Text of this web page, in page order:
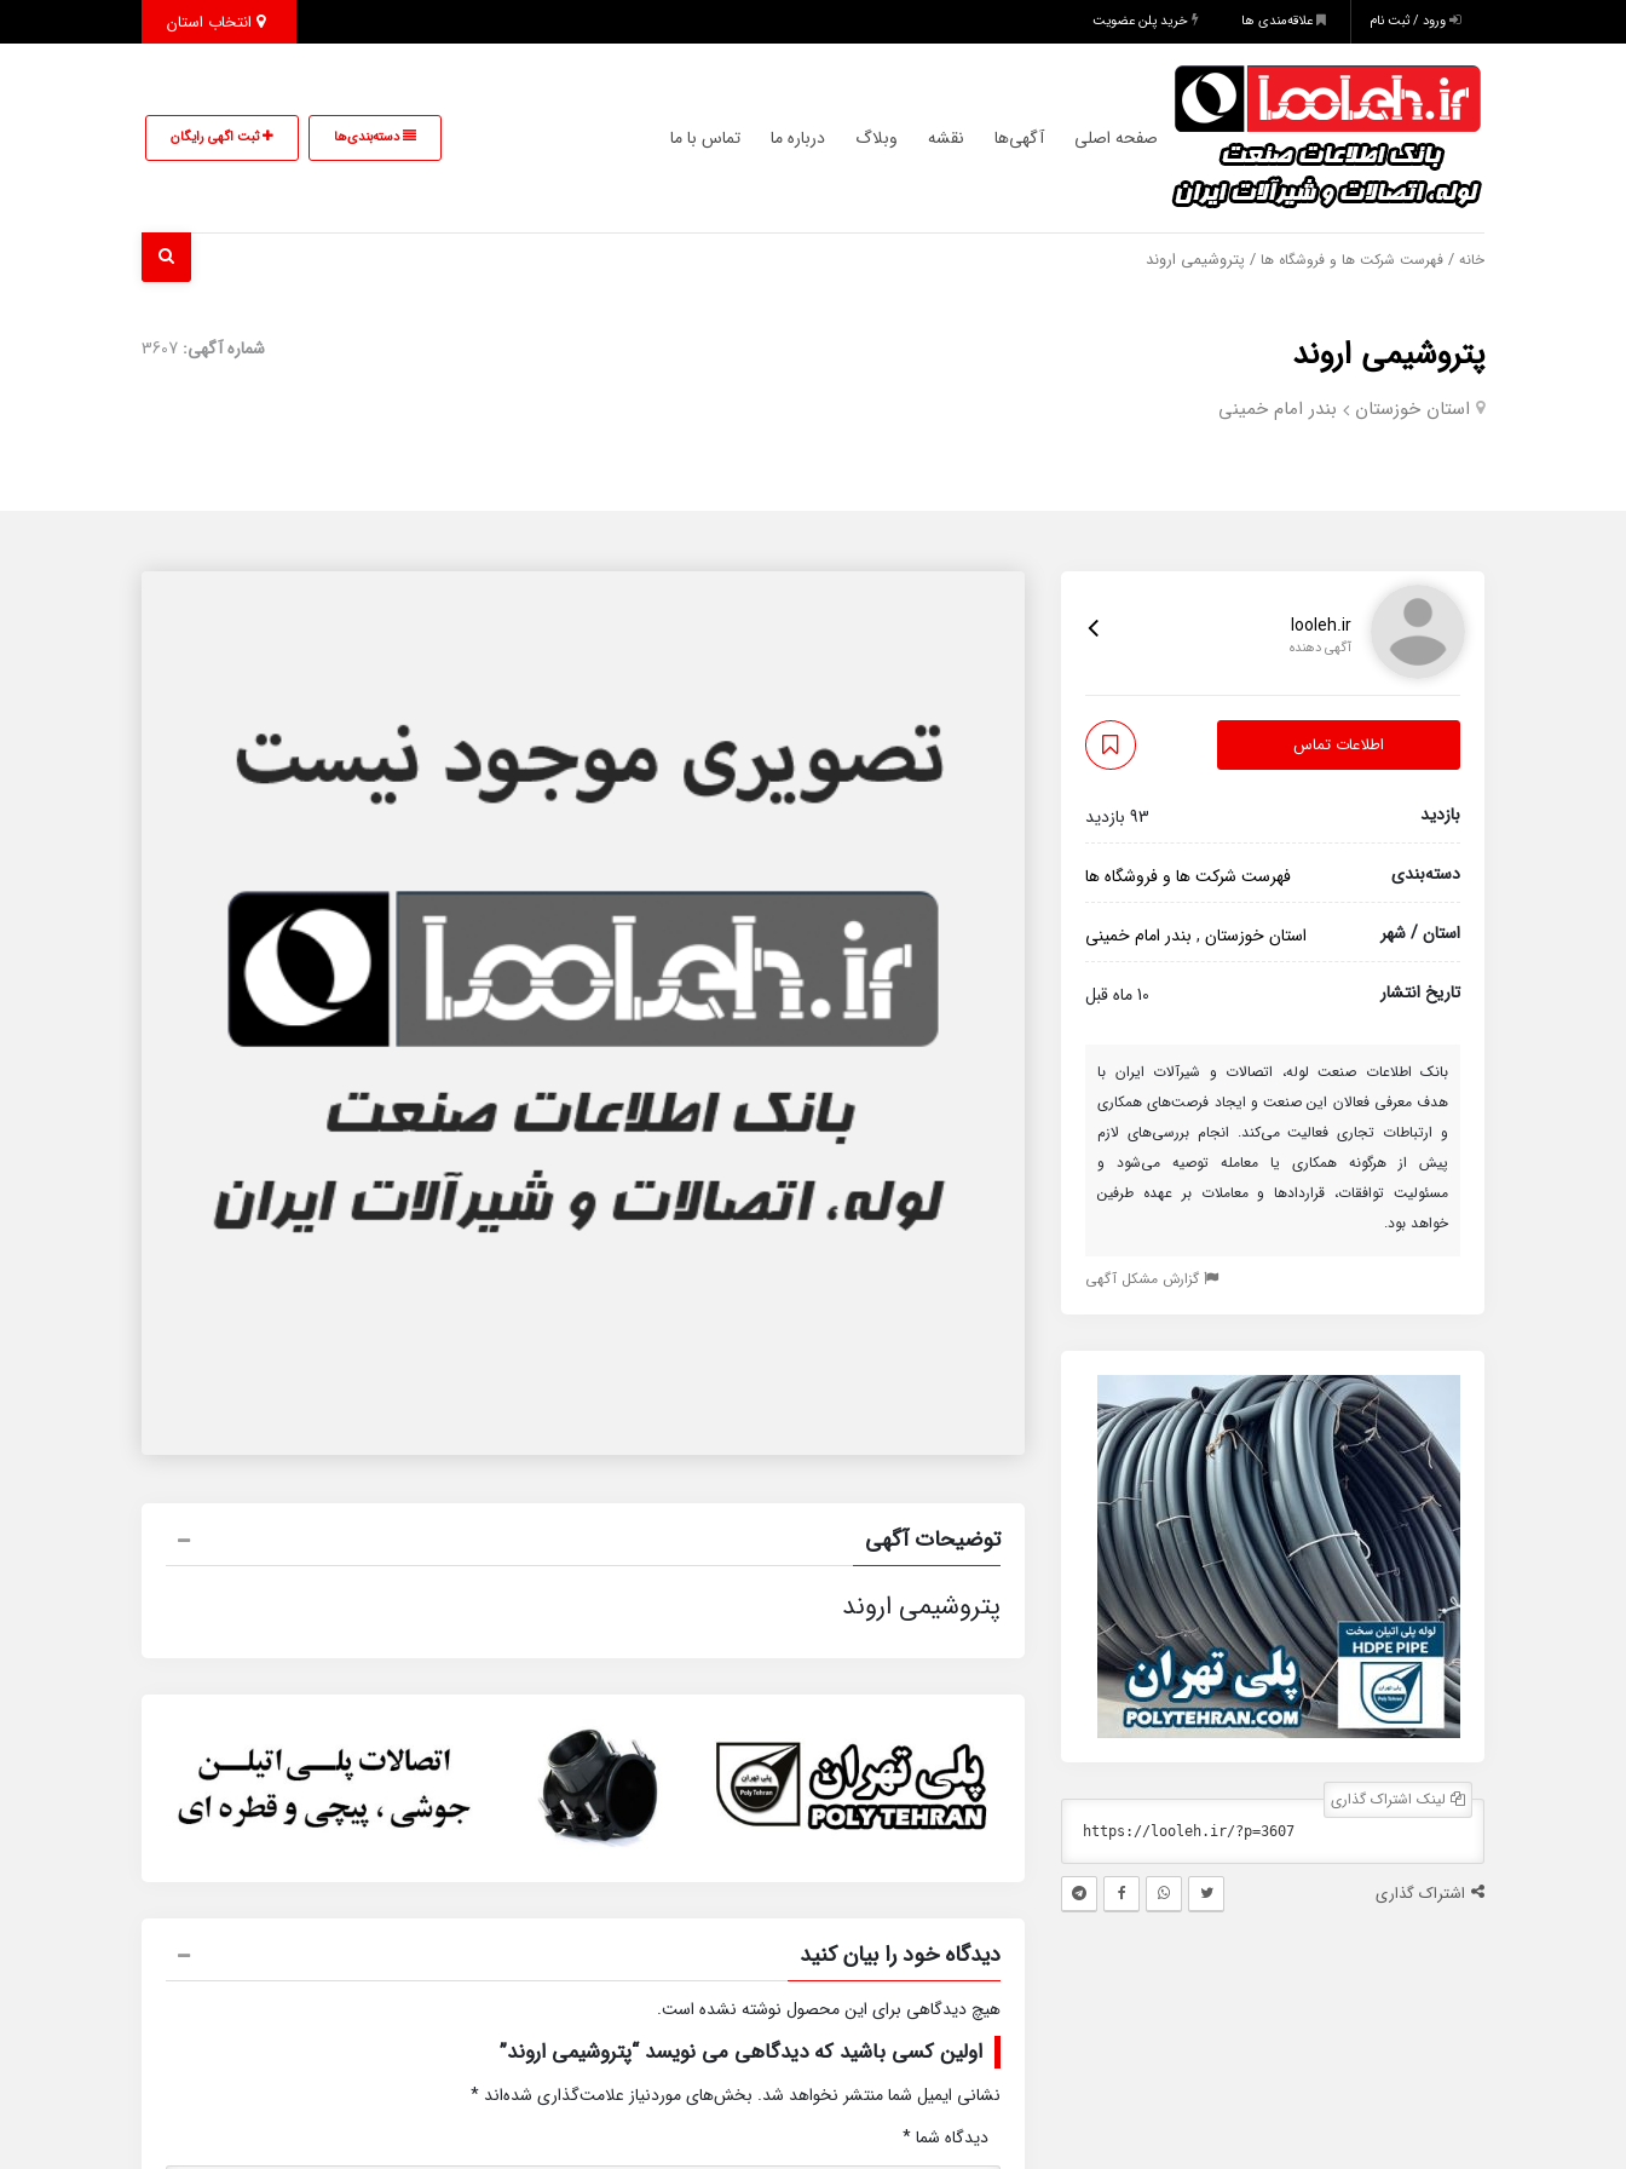
ورود / ثبت نام علاقه‌مندی ها خرید پلن عضویت
صفحه اصلی آگهی‌ها نقشه وبلاگ درباره ما تماس با ما دسته‌بندی‌ها ثبت اگهی رایگان
خانه / فهرست شرکت ها و فروشگاه ها / پتروشیمی اروند
پتروشیمی اروند
استان خوزستان بندر امام خمینی
شماره آگهی: 3607
looleh.ir
آگهی دهنده
اطلاعات تماس
بازدید 93 بازدید
دسته‌بندی فهرست شرکت ها و فروشگاه ها
استان / شهر استان خوزستان , بندر امام خمینی
تاریخ انتشار 10 ماه قبل
بانک اطلاعات صنعت لوله، اتصالات و شیرآلات ایران با
هدف معرفی فعالان این صنعت و ایجاد فرصت‌های همکاری
و ارتباطات تجاری فعالیت می‌کند. انجام بررسی‌های لازم
پیش از هرگونه همکاری یا معامله توصیه می‌شود و
مسئولیت توافقات، قراردادها و معاملات بر عهده طرفین
خواهد بود.
گزارش مشکل آگهی
لینک اشتراک گذاری
اشتراک گذاری
توضیحات آگهی
پتروشیمی اروند
دیدگاه خود را بیان کنید
هیچ دیدگاهی برای این محصول نوشته نشده است.
اولین کسی باشید که دیدگاهی می نویسد “پتروشیمی اروند”
نشانی ایمیل شما منتشر نخواهد شد. بخش‌های موردنیاز علامت‌گذاری شده‌اند *
دیدگاه شما*